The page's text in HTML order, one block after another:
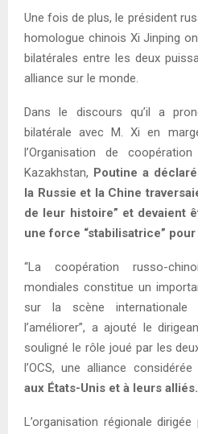
Une fois de plus, le président
homologue chinois Xi Jinping
bilatérales entre les deux
alliance sur le monde.
Dans le discours qu’il a
bilatérale avec M. Xi en
l’Organisation de
Kazakhstan, Poutine a
la Russie et la Chine
de leur histoire” et devaient
une force “stabilisatrice”
“La coopération russo-
mondiales constitue un
sur la scène
l’améliorer”, a ajouté le
souligné le rôle joué par les
l’OCS, une alliance
aux États-Unis et à leurs alliés.
L’organisation régionale